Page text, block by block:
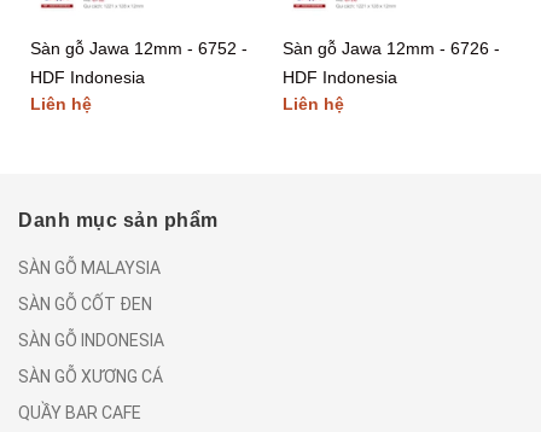
Sàn gỗ Jawa 12mm - 6752 -
HDF Indonesia
Liên hệ
Sàn gỗ Jawa 12mm - 6726 -
HDF Indonesia
Liên hệ
Danh mục sản phẩm
SÀN GỖ MALAYSIA
SÀN GỖ CỐT ĐEN
SÀN GỖ INDONESIA
SÀN GỖ XƯƠNG CÁ
QUẦY BAR CAFE